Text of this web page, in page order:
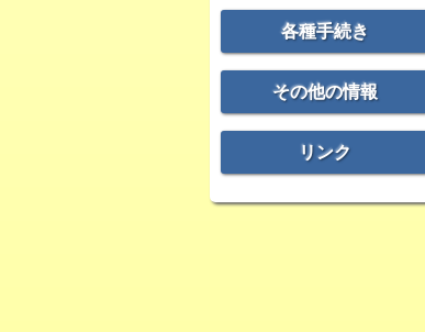
各種手続き
その他の情報
リンク